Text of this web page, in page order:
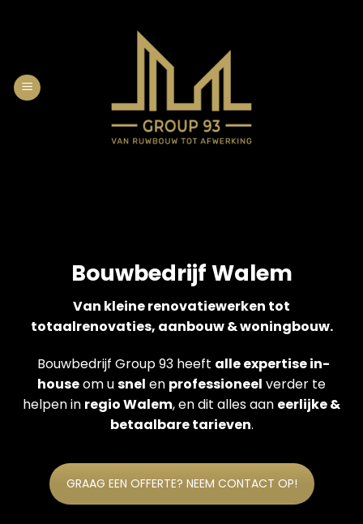
Bouwbedrijf Walem
Van kleine renovatiewerken tot
totaalrenovaties, aanbouw & woningbouw.
Bouwbedrijf Group 93 heeft alle expertise in-
houseom usnel en professioneel verder te
helpen in regio Walem, en dit alles aan eerlijke &
betaalbare tarieven.
GRAAG EEN OFFERTE? NEEM CONTACT OP!